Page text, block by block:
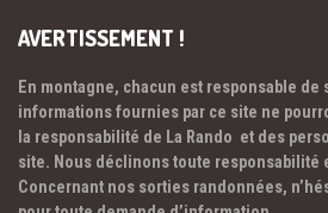
AVERTISSEMENT !
En montagne, chacun est responsable de
informations fournies par ce site ne
la responsabilité de La Rando et des
site. Nous déclinons toute responsabilité
Concernant nos sorties randonnées,